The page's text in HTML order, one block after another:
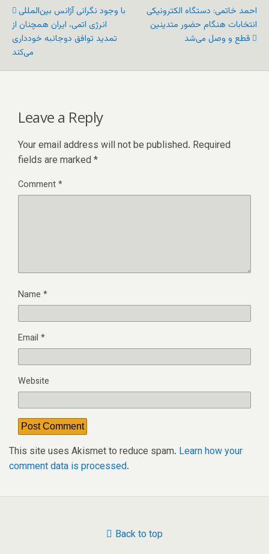
با وجود نگرانی آژانس بین‌المللی
انرژی اتمی، ایران همچنان از
تمدید توافق دوجانبه خودداری
می‌کند
احمد خاتمی: دستگاه الکترونیکی
انتخابات هنگام حضور متدینین
قطع و وصل می‌‌شد
Leave a Reply
Your email address will not be published. Required
fields are marked *
Comment*
Name *
Email *
Website
This site uses Akismet to reduce spam. Learn how your
comment data is processed.
Back to top